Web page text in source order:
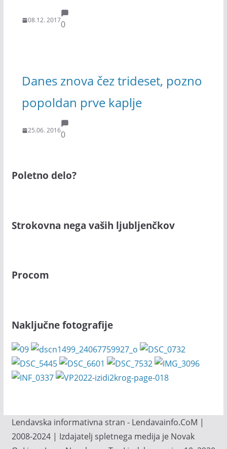
08.12. 20170
Danes znova čez trideset, pozno
popoldan prve kaplje
25.06. 20160
Poletno delo?
Strokovna nega vaših ljubljenčkov
Procom
Naključne fotografije
Lendavska informativna stran - Lendavainfo.CoM |
2008-2024 | Izdajatelj spletnega medija je Novak